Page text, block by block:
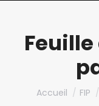
Vous êtes ici :
Accueil FIP